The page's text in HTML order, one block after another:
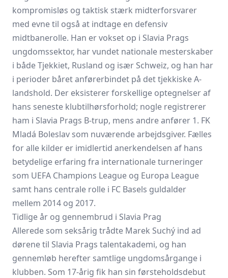
kompromisløs og taktisk stærk midterforsvarer
med evne til også at indtage en defensiv
midtbanerolle. Han er vokset op i Slavia Prags
ungdomssektor, har vundet nationale mesterskaber
i både Tjekkiet, Rusland og især Schweiz, og han har
i perioder båret anførerbindet på det tjekkiske A-
landshold. Der eksisterer forskellige optegnelser af
hans seneste klubtilhørsforhold; nogle registrerer
ham i Slavia Prags B-trup, mens andre anfører 1. FK
Mladá Boleslav som nuværende arbejdsgiver. Fælles
for alle kilder er imidlertid anerkendelsen af hans
betydelige erfaring fra internationale turneringer
som UEFA Champions League og Europa League
samt hans centrale rolle i FC Basels guldalder
mellem 2014 og 2017.
Tidlige år og gennembrud i Slavia Prag
Allerede som seksårig trådte Marek Suchý ind ad
dørene til Slavia Prags talentakademi, og han
gennemløb herefter samtlige ungdomsårgange i
klubben. Som 17-årig fik han sin førsteholdsdebut